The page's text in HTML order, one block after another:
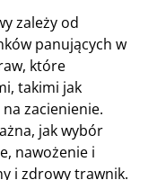
zależy od
panujących w
które
takimi jak
zacienienie.
jak wybór
nawożenie i
i zdrowy trawnik.